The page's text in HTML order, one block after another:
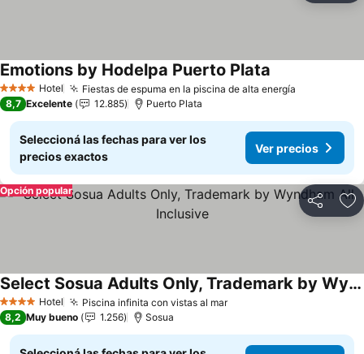
4 EstrellasHotel Fiestas de espuma en la piscina de alta energía
Emotions by Hodelpa Puerto Plata
8,7 Excelente 12.885 Puerto Plata
Seleccioná las fechas para ver los
precios exactos
Ver precios
Compartir
Opción popular
4 EstrellasHotel Piscina infinita con vistas al marVer precios
Select Sosua Adults Only, Trademark by Wyndham All Inclusive
Ver precios
8,2 Muy bueno 1.256 Sosua